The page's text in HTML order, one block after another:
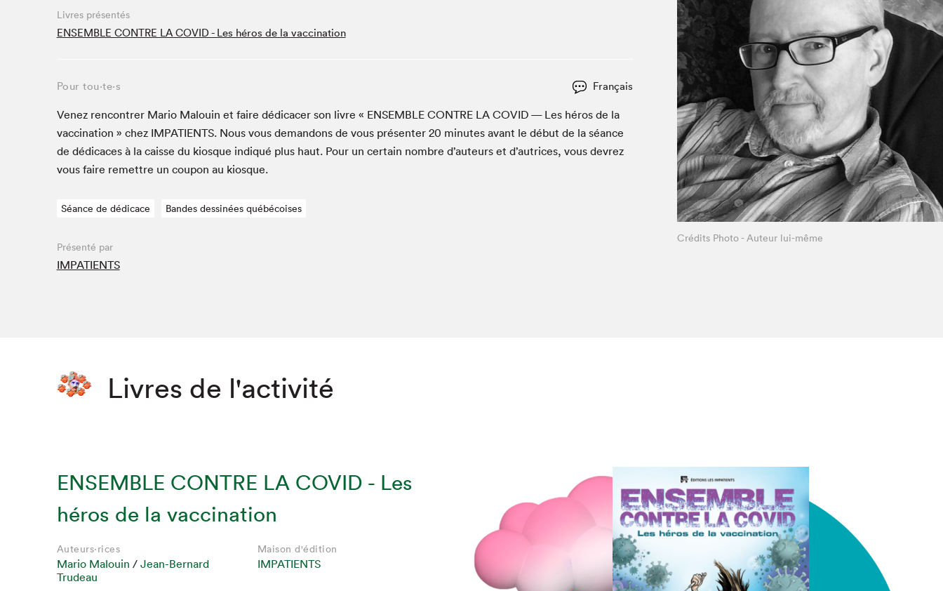
Café La Presse
Espace Côte-des-Neiges
La lecture en cadeau
Le grand jeu de lecture à voix haute du Salon du livre
de Montréal
Le Salon dans ta classe
Lettres québécoises au Salon
Liseur Public
Louisiane enracinée et branchée
Matinées scolaires Hydro-Québec
Mur des illustrateur·rice·s
À propos du Salon
Liste des exposant·e·s
Liste des auteur·rice·s
Livres présentés
ENSEMBLE CONTRE LA COVID - Les héros de la vaccination
Pour tou⋅te⋅s Français
Venez ren­con­tr­er Mario Mal­ouin et faire dédi­cac­er son livre « ENSEM­BLE CON­TRE LA COVID — Les héros de la
vac­ci­na­tion » chez IMPA­TIENTS. Nous vous deman­dons de vous présen­ter 20 min­utes avant le début de la séance
de dédi­caces à la caisse du kiosque indiqué plus haut. Pour un cer­tain nom­bre d’auteurs et d’autrices, vous devrez
vous faire remet­tre un coupon au kiosque.
Séance de dédicace Bandes dessinées québécoises
Présenté par
IMPATIENTS
Crédits Photo - Auteur lui-même
Livres de l'activité
ENSEMBLE CONTRE LA COVID - Les
héros de la vaccination
Auteurs·rices
Mario Malouin / Jean-Bernard
Trudeau
Maison d'édition
IMPATIENTS